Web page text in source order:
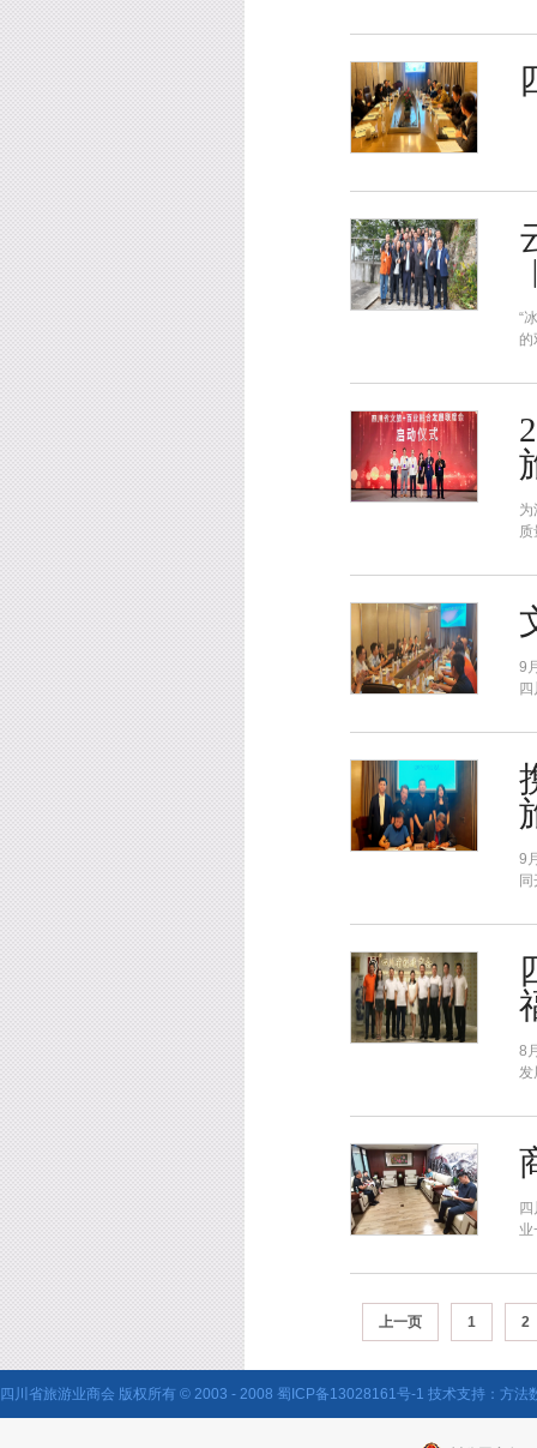
“
质
9
9
8
发
业
上一页 1 2
四川省旅游业商会 版权所有 © 2003 - 2008 蜀ICP备13028161号-1 技术支持： 方法